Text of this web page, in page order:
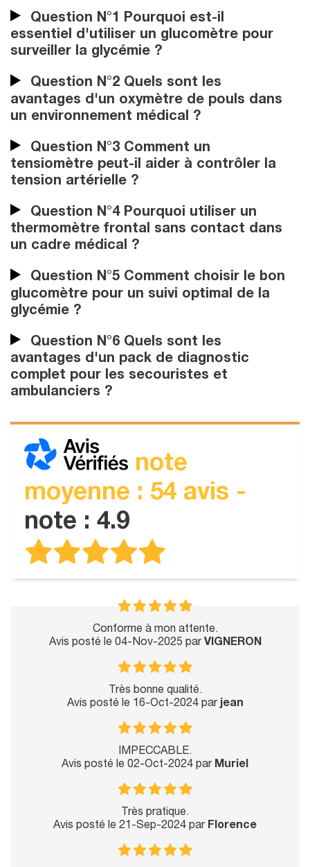
Question N°1 Pourquoi est-il
essentiel d'utiliser un glucomètre pour
surveiller la glycémie ?
Question N°2 Quels sont les
avantages d'un oxymètre de pouls dans
un environnement médical ?
Question N°3 Comment un
tensiomètre peut-il aider à contrôler la
tension artérielle ?
Question N°4 Pourquoi utiliser un
thermomètre frontal sans contact dans
un cadre médical ?
Question N°5 Comment choisir le bon
glucomètre pour un suivi optimal de la
glycémie ?
Question N°6 Quels sont les
avantages d'un pack de diagnostic
complet pour les secouristes et
ambulanciers ?
note
moyenne : 54 avis -
note : 4.9
Conforme à mon attente.
Avis posté le 04-Nov-2025 par VIGNERON
Très bonne qualité.
Avis posté le 16-Oct-2024 parjean
IMPECCABLE.
Avis posté le 02-Oct-2024 par Muriel
Très pratique.
Avis posté le 21-Sep-2024 par Florence